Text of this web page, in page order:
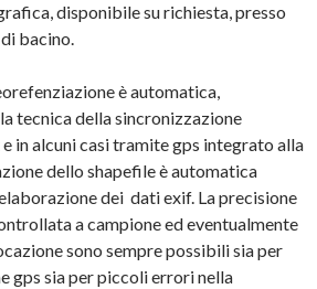
disponibile su richiesta, presso
bacino.
è automatica,
tecnica della sincronizzazione
in alcuni casi tramite gps integrato alla
dello shapefile è automatica
dei dati exif. La precisione
a campione ed eventualmente
sono sempre possibili sia per
gps sia per piccoli errori nella